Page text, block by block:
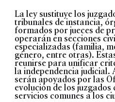
La ley sustituye los
tribunales de instancia,
formados por jueces de
operarán en secciones
especializadas (familia,
género, entre otras).
reunirse para unificar
la independencia judicial.
serán apoyados por las
evolución de los
servicios comunes a los